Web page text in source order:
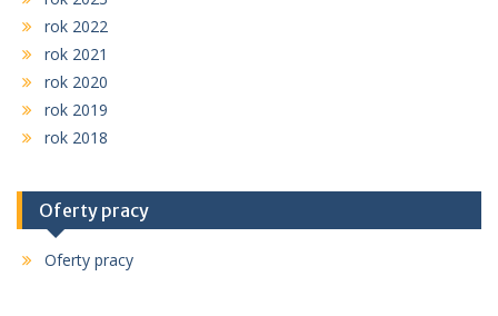
rok 2022
rok 2021
rok 2020
rok 2019
rok 2018
Oferty pracy
Oferty pracy